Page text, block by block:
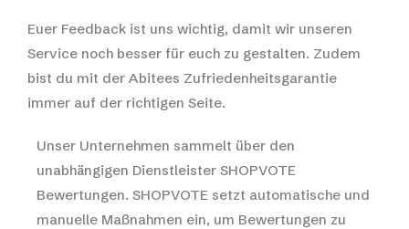
Euer Feedback ist uns wichtig, damit wir unseren
Service noch besser für euch zu gestalten. Zudem
bist du mit der Abitees Zufriedenheitsgarantie
immer auf der richtigen Seite.
Unser Unternehmen sammelt über den
unabhängigen Dienstleister SHOPVOTE
Bewertungen. SHOPVOTE setzt automatische und
manuelle Maßnahmen ein, um Bewertungen zu